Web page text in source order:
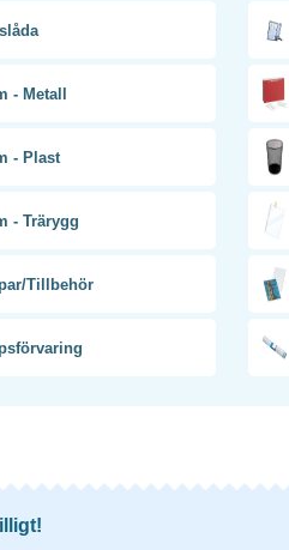
- Metall
- Plast
- Trärygg
Tillbehör